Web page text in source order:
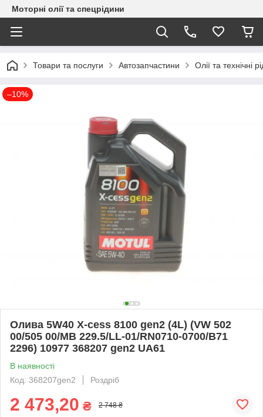
Моторні олії та спецрідини
Товари та послуги Автозапчастини Олії та технічні
–10%
Олива 5W40 X-cess 8100 gen2 (4L) (VW 502
00/505 00/MB 229.5/LL-01/RN0710-0700/B71
2296) 10977 368207 gen2 UA61
В наявності
Код: 368207gen2
Роздріб
2 473,20 ₴ 2 748 ₴